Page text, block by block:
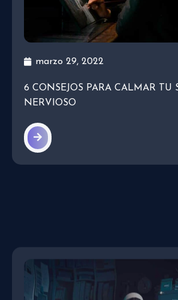
marzo 29, 2022
6 CONSEJOS PARA CALMAR TU
NERVIOSO